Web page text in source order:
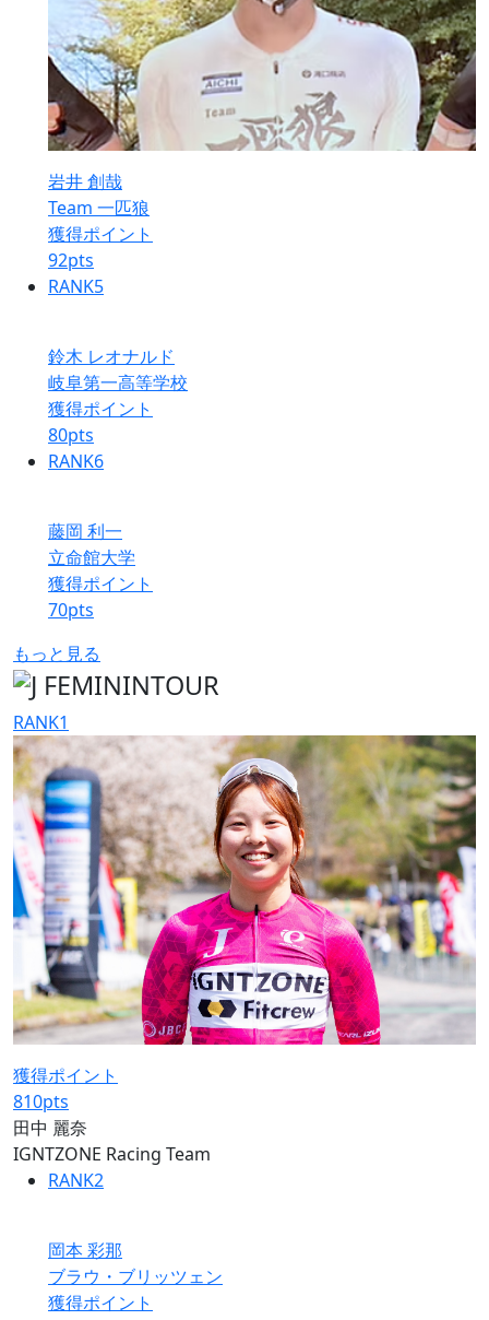
岩井 創哉
Team 一匹狼
獲得ポイント
92pts
RANK5
鈴木 レオナルド
岐阜第一高等学校
獲得ポイント
80pts
RANK6
藤岡 利一
立命館大学
獲得ポイント
70pts
もっと見る
RANK1
獲得ポイント
810pts
田中 麗奈
IGNTZONE Racing Team
RANK2
岡本 彩那
ブラウ・ブリッツェン
獲得ポイント